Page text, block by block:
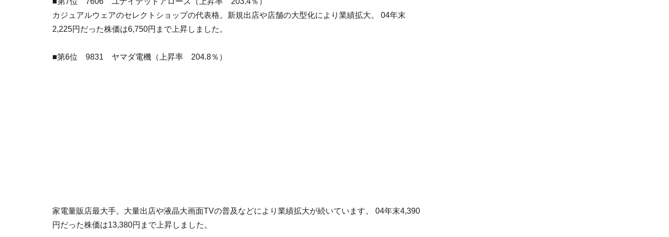
カジュアルウェアのセレクトショップの代表格。新規出店や店舗の大型化により業績拡大。 04年末
2,225円だった株価は6,750円まで上昇しました。
■第6位 9831 ヤマダ電機（上昇率 204.8％）
家電量販店最大手。大量出店や液晶大画面TVの普及などにより業績拡大が続いています。 04年末4,390
円だった株価は13,380円まで上昇しました。